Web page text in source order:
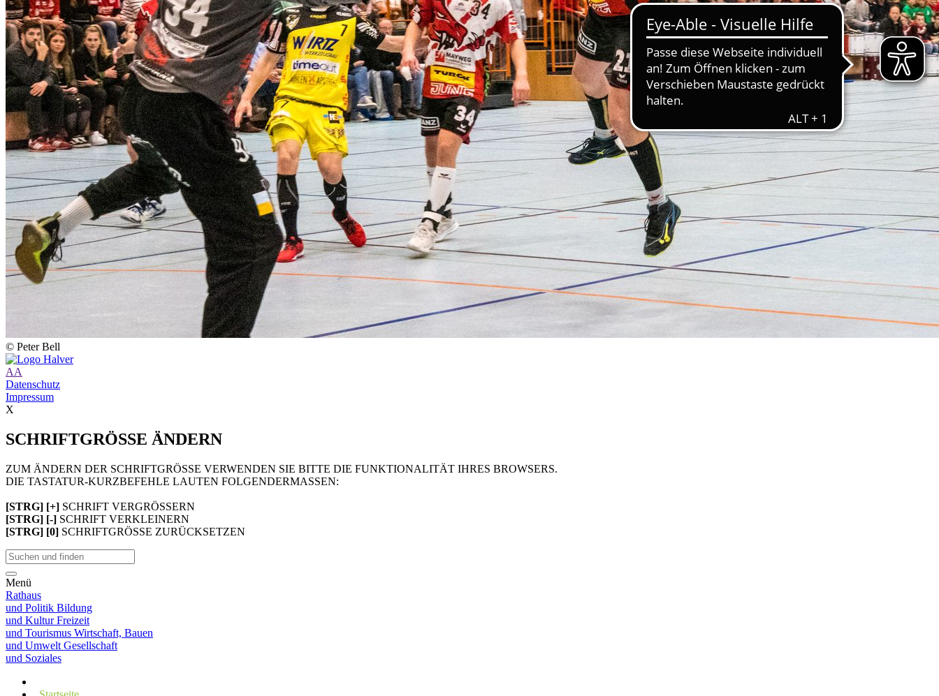
© Peter Bell
AA
Datenschutz
Impressum
X
SCHRIFTGRÖSSE ÄNDERN
ZUM ÄNDERN DER SCHRIFTGRÖSSE VERWENDEN SIE BITTE DIE FUNKTIONALITÄT IHRES BROWSERS.
DIE TASTATUR-KURZBEFEHLE LAUTEN FOLGENDERMASSEN:
[STRG] [+] SCHRIFT VERGRÖSSERN
[STRG] [-] SCHRIFT VERKLEINERN
[STRG] [0] SCHRIFTGRÖSSE ZURÜCKSETZEN
Menü
Rathaus
und Politik Bildung
und KulturFreizeit
und Tourismus Wirtschaft, Bauen
und Umwelt Gesellschaft
und Soziales